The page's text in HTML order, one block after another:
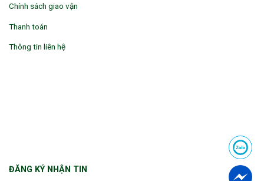
Chính sách giao vận
Thanh toán
Thông tin liên hệ
ĐĂNG KÝ NHẬN TIN